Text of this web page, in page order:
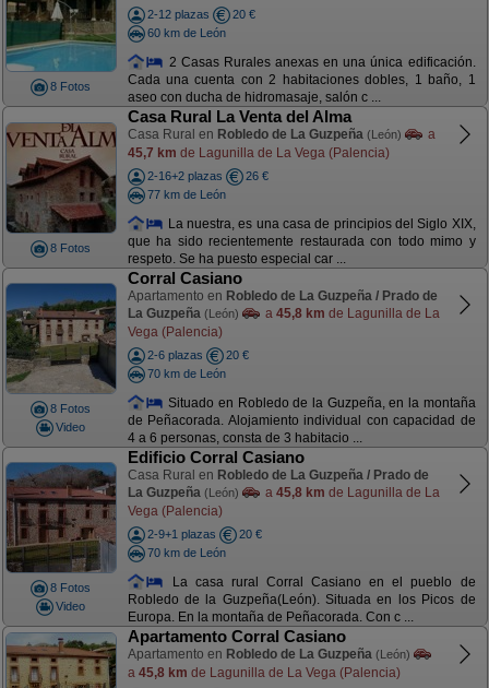
8 Fotos
2-12 plazas
20 €
60 km de León
2 Casas Rurales anexas en una única edificación.
Cada una cuenta con 2 habitaciones dobles, 1 baño, 1
aseo con ducha de hidromasaje, salón c ...
8 Fotos
Casa Rural La Venta del Alma
Casa Rural en Robledo de La Guzpeña (León)
a
45,7 km de Lagunilla de La Vega (Palencia)
2-16+2 plazas
26 €
77 km de León
La nuestra, es una casa de principios del Siglo XIX,
que ha sido recientemente restaurada con todo mimo y
respeto. Se ha puesto especial car ...
8 Fotos
Video
Corral Casiano
Apartamento en Robledo de La Guzpeña / Prado de
La Guzpeña (León) a 45,8 km de Lagunilla de La
Vega (Palencia)
2-6 plazas
20 €
70 km de León
Situado en Robledo de la Guzpeña, en la montaña
de Peñacorada. Alojamiento individual con capacidad de
4 a 6 personas, consta de 3 habitacio ...
8 Fotos
Video
Edificio Corral Casiano
Casa Rural en Robledo de La Guzpeña / Prado de
La Guzpeña (León) a 45,8 km de Lagunilla de La
Vega (Palencia)
2-9+1 plazas
20 €
70 km de León
La casa rural Corral Casiano en el pueblo de
Robledo de la Guzpeña(León). Situada en los Picos de
Europa. En la montaña de Peñacorada. Con c ...
Apartamento Corral Casiano
Apartamento en Robledo de La Guzpeña (León)
a 45,8 km de Lagunilla de La Vega (Palencia)